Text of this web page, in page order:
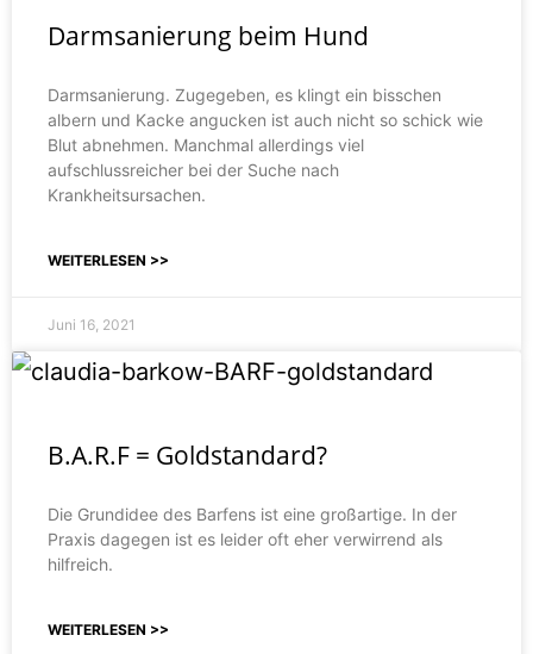
Darmsanierung beim Hund
Darmsanierung. Zugegeben, es klingt ein bisschen
albern und Kacke angucken ist auch nicht so schick wie
Blut abnehmen. Manchmal allerdings viel
aufschlussreicher bei der Suche nach
Krankheitsursachen.
WEITERLESEN >>
Juni 16, 2021
B.A.R.F = Goldstandard?
Die Grundidee des Barfens ist eine großartige. In der
Praxis dagegen ist es leider oft eher verwirrend als
hilfreich.
WEITERLESEN >>